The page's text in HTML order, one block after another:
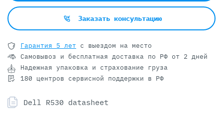
Заказать консультацию
Гарантия 5 лет с выездом на место
Самовывоз и бесплатная доставка по РФ от 2 дней
Надежная упаковка и страхование груза
180 центров сервисной поддержки в РФ
Dell R530 datasheet